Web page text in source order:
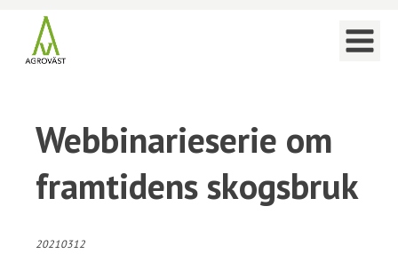
Webbinarieserie om
framtidens skogsbruk
20210312